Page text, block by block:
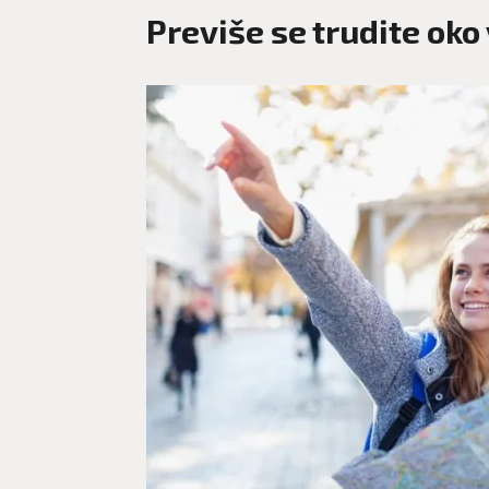
Previše se trudite oko